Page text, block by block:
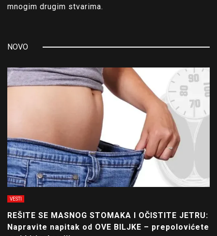
mnogim drugim stvarima.
NOVO
VESTI
REŠITE SE MASNOG STOMAKA I OČISTITE JETRU:
Napravite napitak od OVE BILJKE – prepolovićete